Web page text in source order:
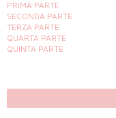
PRIMA PARTE
SECONDA PARTE
TERZA PARTE
QUARTA PARTE
QUINTA PARTE